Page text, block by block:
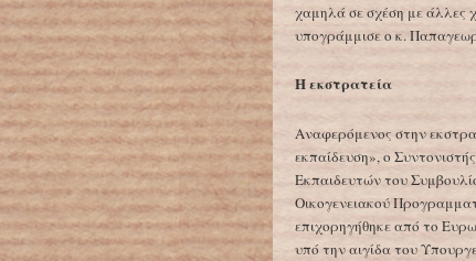
χαμηλά σε σχέση με άλλες
υπογράμμισε ο κ.
Η εκστρατεία
Αναφερόμενος στην
εκπαίδευση», ο
Εκπαιδευτών του
Οικογενειακού
επιχορηγήθηκε από το
υπό την αιγίδα του